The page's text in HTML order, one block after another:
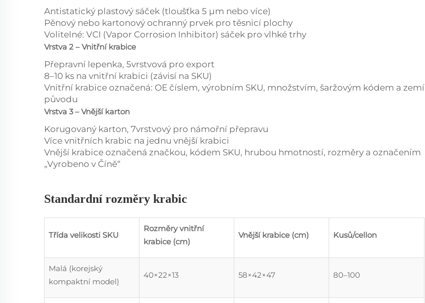
Antistatický plastový sáček (tloušťka 5 µm nebo více)
Pěnový nebo kartonový ochranný prvek pro těsnicí plochy
Volitelné: VCI (Vapor Corrosion Inhibitor) sáček pro vlhké trhy
Vrstva 2 – Vnitřní krabice
Přepravní lepenka, 5vrstvová pro export
8–10 ks na vnitřní krabici (závisí na SKU)
Vnitřní krabice označená: OE číslem, výrobním SKU, množstvím, šaržovým kódem a zemí
původu
Vrstva 3 – Vnější karton
Korugovaný karton, 7vrstvový pro námořní přepravu
Více vnitřních krabic na jednu vnější krabici
Vnější krabice označená značkou, kódem SKU, hrubou hmotností, rozměry a označením
„Vyrobeno v Číně“
Standardní rozměry krabic
Třída velikosti SKU
Rozměry vnitřní
krabice (cm)
Vnější krabice (cm) Kusů/cellon
Malá (korejský
kompaktní model)
40×22×13 58×42×47 80–100